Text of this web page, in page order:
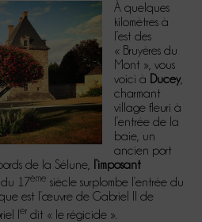
À quelques
kilomètres à
l’est des
« Bruyères du
Mont », vous
voici à Ducey,
charmant
village fleuri à
l’entrée de la
baie, un
ancien port
de la Sélune, l’imposant
17ème siècle surplombe l’entrée du
est l’œuvre de Gabriel II de
Ier dit « le régicide ».